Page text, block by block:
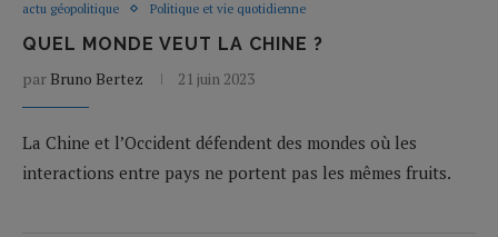
actu géopolitique Politique et vie quotidienne
QUEL MONDE VEUT LA CHINE ?
par Bruno Bertez 21 juin 2023
La Chine et l’Occident défendent des mondes où les
interactions entre pays ne portent pas les mêmes fruits.